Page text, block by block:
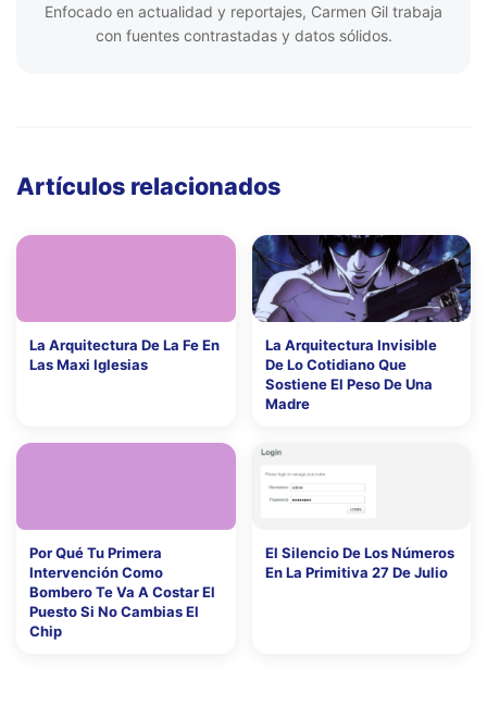
Enfocado en actualidad y reportajes, Carmen Gil trabaja
con fuentes contrastadas y datos sólidos.
Artículos relacionados
La Arquitectura De La Fe En
Las Maxi Iglesias
La Arquitectura Invisible
De Lo Cotidiano Que
Sostiene El Peso De Una
Madre
Por Qué Tu Primera
Intervención Como
Bombero Te Va A Costar El
Puesto Si No Cambias El
Chip
El Silencio De Los Números
En La Primitiva 27 De Julio